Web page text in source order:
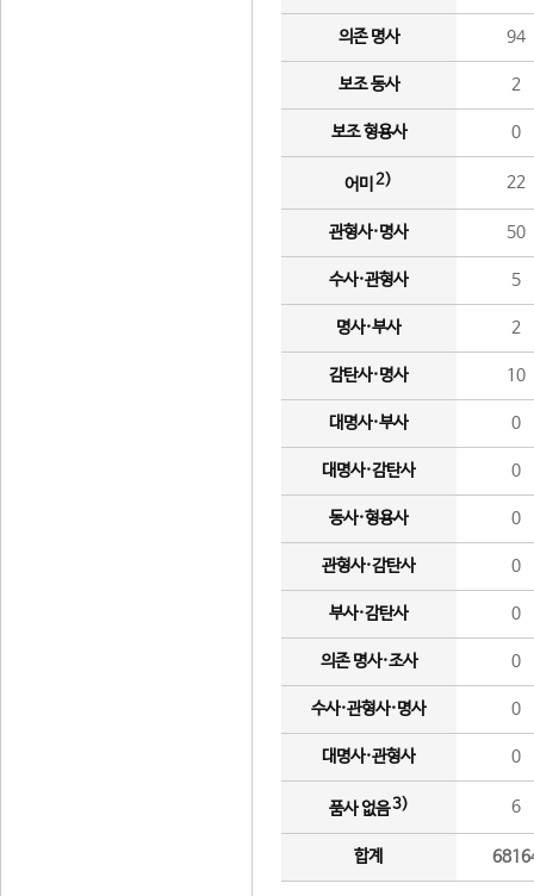
의존 명사 94
보조 동사 2
보조 형용사 0
어미 2) 22
관형사·명사 50
수사·관형사 5
명사·부사 2
감탄사·명사 10
대명사·부사 0
대명사·감탄사 0
동사·형용사 0
관형사·감탄사 0
부사·감탄사 0
의존 명사·조사 0
수사·관형사·명사 0
대명사·관형사 0
품사 없음3) 6
합계